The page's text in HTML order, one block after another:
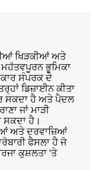
ਖਿੜਕੀਆਂ ਅਤੇ
ਮਹੱਤਵਪੂਰਨ ਭੂਮਿਕਾ
ਸੰਪਰਕ ਦੇ
ਡਿਜ਼ਾਈਨ ਕੀਤਾ
ਸਕਦਾ ਹੈ ਅਤੇ ਪੈਦਲ
ਜਾਂ ਮਾੜੀ
ਸਕਦਾ ਹੈ।
ਅਤੇ ਦਰਵਾਜ਼ਿਆਂ
ਫੈਸਲਾ ਹੈ ਜੋ
ਕੁਸ਼ਲਤਾ 'ਤੇ